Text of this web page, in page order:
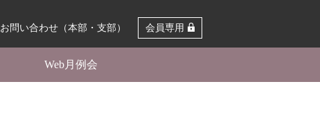
お問い合わせ（本部・支部） 会員専用
Web月例会